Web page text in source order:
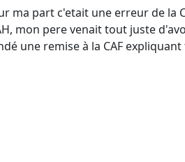
ma part c'etait une erreur de la
mon pere venait tout juste
une remise à la CAF